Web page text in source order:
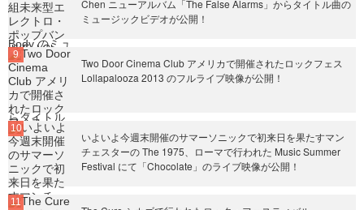
Chen ニューアルバム「The False Alarms」からタイトル曲の
ミュージックビデオが公開！
Two Door Cinema Club アメリカで開催されたロックフェス
Lollapalooza 2013 のフルライブ映像が公開！
いよいよ今週末開催のサマーソニックで初来日を果たすマン
チェスターの The 1975、ローマで行われた Music Summer
Festival にて「Chocolate」のライブ映像が公開！